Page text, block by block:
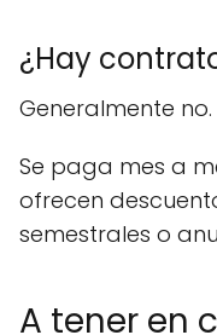
¿Hay
Generalmente no.
Se paga mes a
ofrecen
semestrales o
A tener en